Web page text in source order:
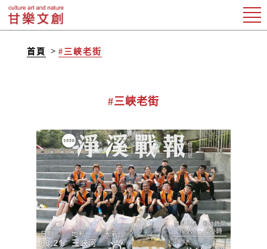
首頁 #三峽老街
#三峽老街